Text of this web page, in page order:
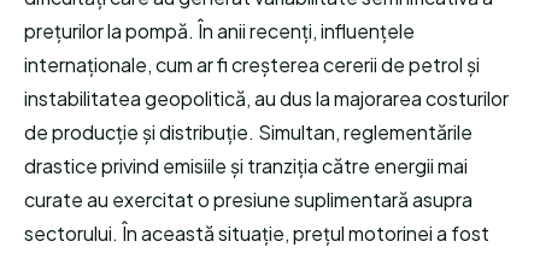
prețurilor la pompă. În anii recenți, influențele
internaționale, cum ar fi creșterea cererii de petrol și
instabilitatea geopolitică, au dus la majorarea costurilor
de producție și distribuție. Simultan, reglementările
drastice privind emisiile și tranziția către energii mai
curate au exercitat o presiune suplimentară asupra
sectorului. În această situație, prețul motorinei a fost